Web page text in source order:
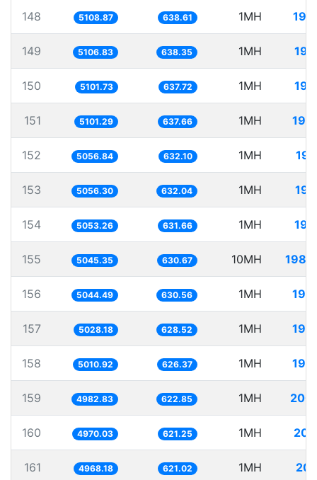
148 5108.87 638.61 1MH
149 5106.83 638.35 1MH
150 5101.73 637.72 1MH
151 5101.29 637.66 1MH
152 5056.84 632.10 1MH
153 5056.30 632.04 1MH
154 5053.26 631.66 1MH
155 5045.35 630.67 10MH
156 5044.49 630.56 1MH
157 5028.18 628.52 1MH
158 5010.92 626.37 1MH
159 4982.83 622.85 1MH
160 4970.03 621.25 1MH
161 4968.18 621.02 1MH